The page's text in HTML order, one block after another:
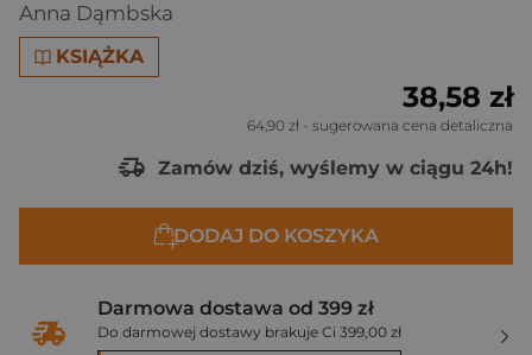
Anna Dąmbska
KSIĄŻKA
38,58 zł
64,90 zł - sugerowana cena detaliczna
Zamów dziś, wyślemy w ciągu 24h!
DODAJ DO KOSZYKA
Darmowa dostawa od 399 zł
Do darmowej dostawy brakuje Ci 399,00 zł